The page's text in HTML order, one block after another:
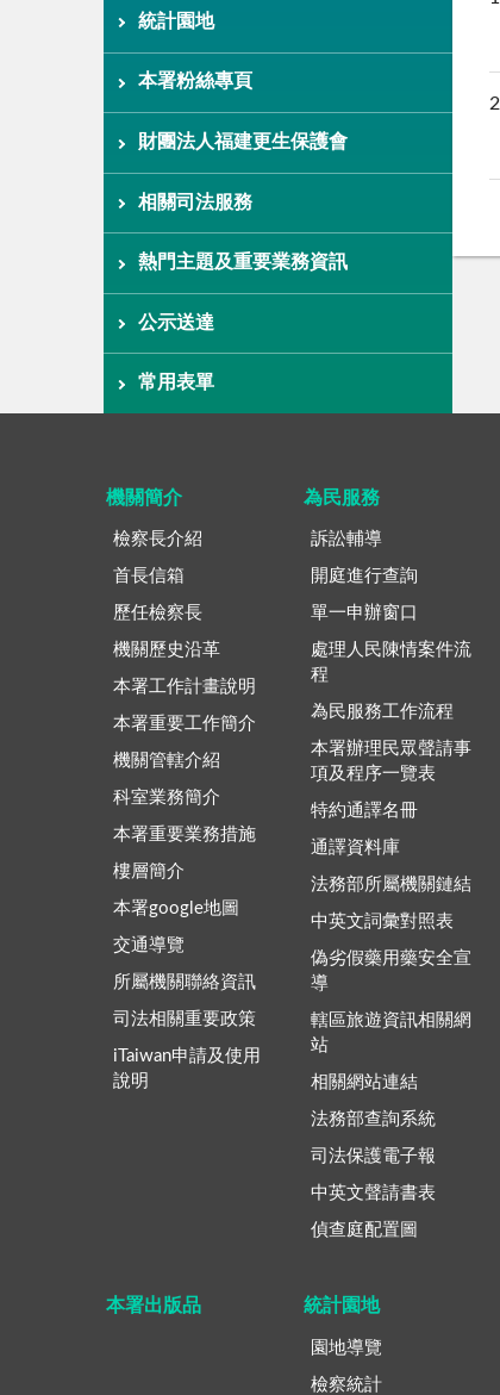
統計園地
本署粉絲專頁
財團法人福建更生保護會
相關司法服務
熱門主題及重要業務資訊
公示送達
常用表單
機關簡介
檢察長介紹
首長信箱
歷任檢察長
機關歷史沿革
本署工作計畫說明
本署重要工作簡介
機關管轄介紹
科室業務簡介
本署重要業務措施
樓層簡介
本署google地圖
交通導覽
所屬機關聯絡資訊
司法相關重要政策
iTaiwan申請及使用
說明
為民服務
訴訟輔導
開庭進行查詢
單一申辦窗口
處理人民陳情案件流
程
為民服務工作流程
本署辦理民眾聲請事
項及程序一覽表
特約通譯名冊
通譯資料庫
法務部所屬機關鏈結
中英文詞彙對照表
偽劣假藥用藥安全宣
導
轄區旅遊資訊相關網
站
相關網站連結
法務部查詢系統
司法保護電子報
中英文聲請書表
偵查庭配置圖
本署出版品 統計園地
園地導覽
檢察統計